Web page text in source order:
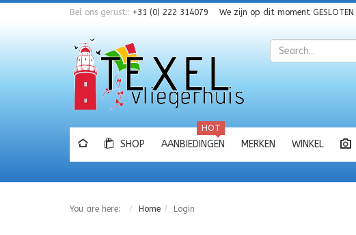
Bel ons gerust:: +31 (0) 222 314079 We zijn op dit moment GESLOTEN
Zoeken
SHOP AANBIEDINGEN
HOT
MERKEN WINKEL
You are here: Home Login